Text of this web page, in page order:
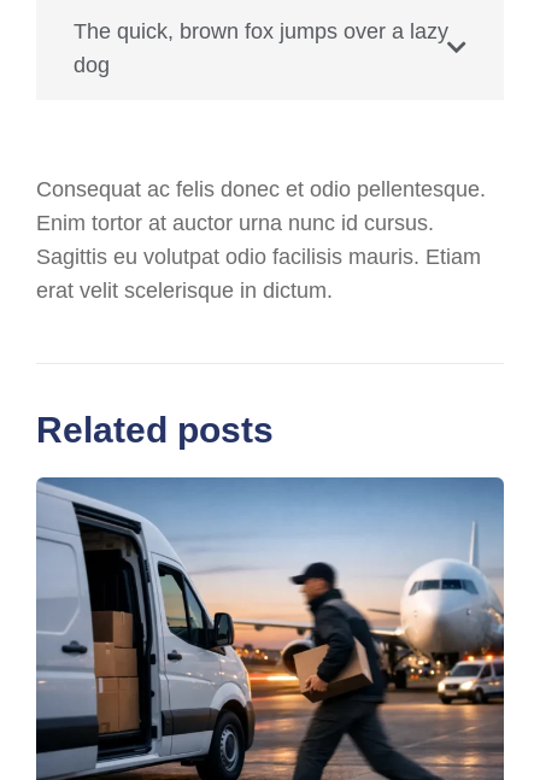
The quick, brown fox jumps over a lazy
dog
Consequat ac felis donec et odio pellentesque.
Enim tortor at auctor urna nunc id cursus.
Sagittis eu volutpat odio facilisis mauris. Etiam
erat velit scelerisque in dictum.
Related posts